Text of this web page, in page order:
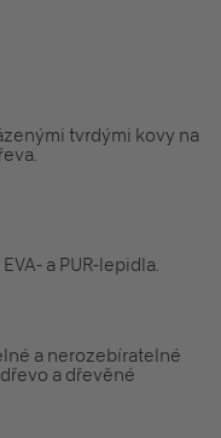
tvrdými kovy na
a PUR-lepidla.
a nerozebíratelné
a dřevěné